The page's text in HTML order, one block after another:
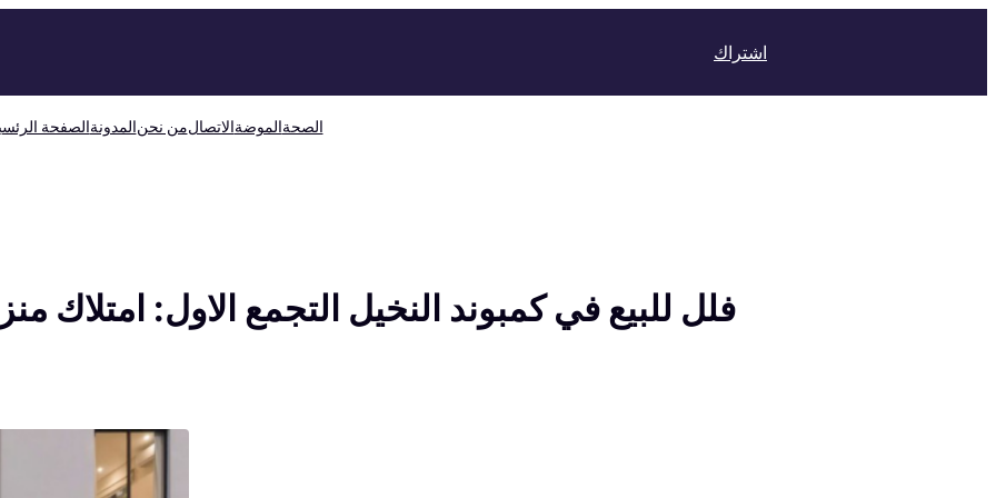
اشتراك
الصفحةالمدونةمن نحنالاتصالالموضةالصحة
فلل للبيع في كمبوند النخيل التجمع الاول: